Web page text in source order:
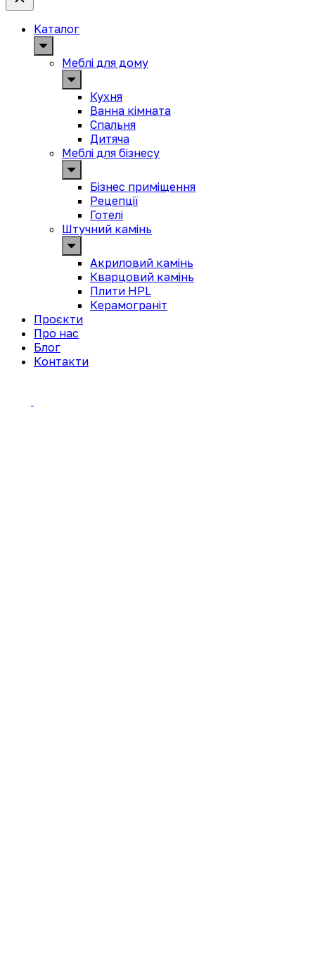
Каталог
Меблі для дому
Кухня
Ванна кімната
Спальня
Дитяча
Меблі для бізнесу
Бізнес приміщення
Рецепції
Готелі
Штучний камінь
Акриловий камінь
Кварцовий камінь
Плити HPL
Керамограніт
Проєкти
Про нас
Блог
Контакти